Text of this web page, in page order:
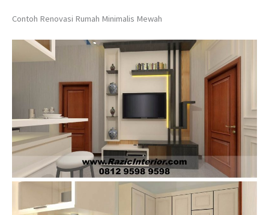
Contoh Renovasi Rumah Minimalis Mewah